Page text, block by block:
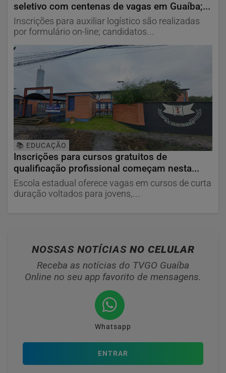
seletivo com centenas de vagas em Guaíba;...
Inscrições para auxiliar logístico são realizadas
por formulário on-line; candidatos...
📚 EDUCAÇÃO
Inscrições para cursos gratuitos de
qualificação profissional começam nesta...
Escola estadual oferece vagas em cursos de curta
duração voltados para jovens,...
NOSSAS NOTÍCIAS NO CELULAR
Receba as notícias do TVGO Guaíba
Online no seu app favorito de mensagens.
Whatsapp
ENTRAR